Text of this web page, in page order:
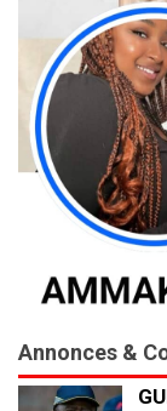
Annonces &